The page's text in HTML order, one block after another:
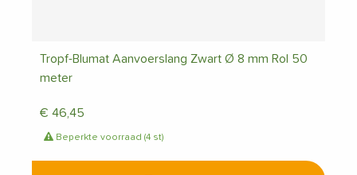
Tropf-Blumat Aanvoerslang Zwart Ø 8 mm Rol 50
meter
€ 46,45
Beperkte voorraad (4 st)